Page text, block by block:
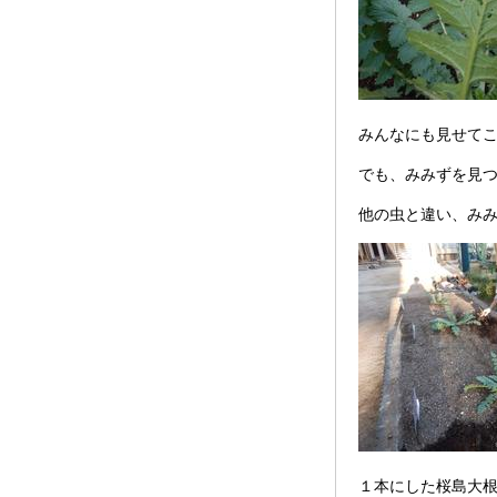
みんなにも見せて
でも、みみずを見
他の虫と違い、み
１本にした桜島大